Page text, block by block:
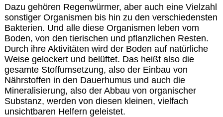
Dazu gehören Regenwürmer, aber auch eine Vielzahl
sonstiger Organismen bis hin zu den verschiedensten
Bakterien. Und alle diese Organismen leben vom
Boden, von den tierischen und pflanzlichen Resten.
Durch ihre Aktivitäten wird der Boden auf natürliche
Weise gelockert und belüftet. Das heißt also die
gesamte Stoffumsetzung, also der Einbau von
Nährstoffen in den Dauerhumus und auch die
Mineralisierung, also der Abbau von organischer
Substanz, werden von diesen kleinen, vielfach
unsichtbaren Helfern geleistet.